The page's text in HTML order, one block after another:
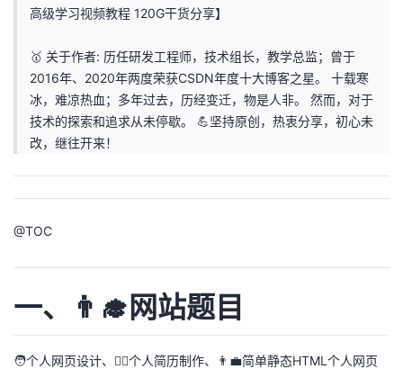
坛
圈
子
的
直
播
我
的
活
动
我
的
关
的
课
程
我
的
认
证
我
的
实
我
的
藏
技
术
支
持
的
云
声
建
议
高级学习视频教程 120G干货分享】
🥇 关于作者: 历任研发工程师，技术组长，教学总监；曾于
2016年、2020年两度荣获CSDN年度十大博客之星。 十载寒
冰，难凉热血；多年过去，历经变迁，物是人非。 然而，对于
技术的探索和追求从未停歇。 💪坚持原创，热衷分享，初心未
改，继往开来！
@TOC
一、👨‍🎓网站题目
🧑个人网页设计、🙋‍♂️个人简历制作、👨‍💼简单静态HTML个人网页